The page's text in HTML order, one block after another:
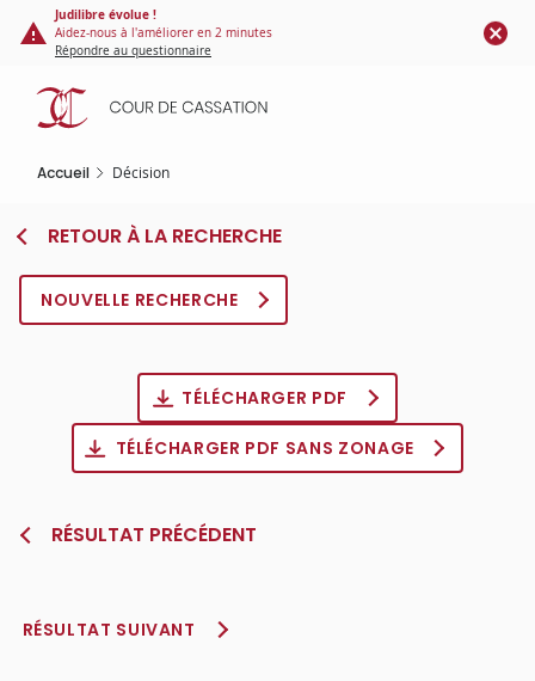
Panneau de gestion des cookies
contenu
principal
Judilibre évolue !
Aidez-nous à l'améliorer en 2 minutes
Répondre au questionnaire
Accueil Décision
RETOUR À LA RECHERCHE
NOUVELLE RECHERCHE
TÉLÉCHARGER PDF
TÉLÉCHARGER PDF SANS ZONAGE
RÉSULTAT PRÉCÉDENT
RÉSULTAT SUIVANT